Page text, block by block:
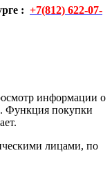
: +7(812) 622-07-
информации о
Функция покупки
лицами, по